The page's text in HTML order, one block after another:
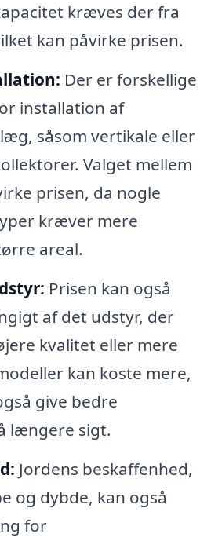
kræves der fra
kan påvirke prisen.
Der er forskellige
installation af
såsom vertikale eller
Valget mellem
prisen, da nogle
kræver mere
areal.
Prisen kan også
af det udstyr, der
kvalitet eller mere
kan koste mere,
give bedre
længere sigt.
Jordens beskaffenhed,
og dybde, kan også
for